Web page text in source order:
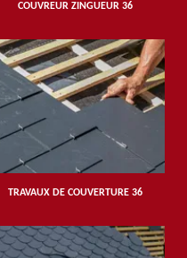
COUVREUR ZINGUEUR 36
TRAVAUX DE COUVERTURE 36